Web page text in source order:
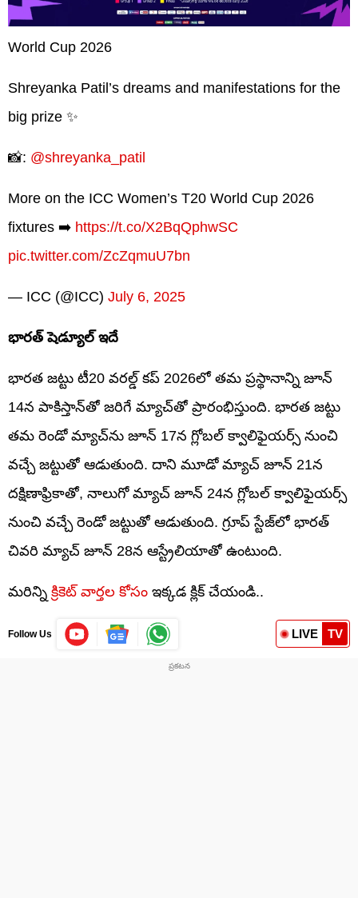
World Cup 2026
Shreyanka Patil’s dreams and manifestations for the
big prize ✨
📸: @shreyanka_patil
More on the ICC Women’s T20 World Cup 2026
fixtures ➡️ https://t.co/X2BqQphwSC
pic.twitter.com/ZcZqmuU7bn
— ICC (@ICC) July 6, 2025
భారత్ షెడ్యూల్ ఇదే
భారత జట్టు టీ20 వరల్డ్ కప్ 2026లో తమ ప్రస్థానాన్ని జూన్
14న పాకిస్తాన్‌తో జరిగే మ్యాచ్‌తో ప్రారంభిస్తుంది. భారత జట్టు
తమ రెండో మ్యాచ్‌ను జూన్ 17న గ్లోబల్ క్వాలిఫైయర్స్ నుంచి
వచ్చే జట్టుతో ఆడుతుంది. దాని మూడో మ్యాచ్ జూన్ 21న
దక్షిణాఫ్రికాతో, నాలుగో మ్యాచ్ జూన్ 24న గ్లోబల్ క్వాలిఫైయర్స్
నుంచి వచ్చే రెండో జట్టుతో ఆడుతుంది. గ్రూప్ స్టేజ్‌లో భారత్
చివరి మ్యాచ్ జూన్ 28న ఆస్ట్రేలియాతో ఉంటుంది.
మరిన్ని క్రికెట్‌ వార్తల కోసం ఇక్కడ క్లిక్ చేయండి..
Follow Us LIVE TV